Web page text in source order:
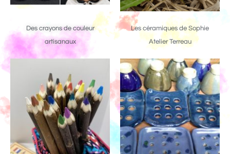
Des crayons de couleur
artisanaux
Les céramiques de Sophie
Atelier Terreau